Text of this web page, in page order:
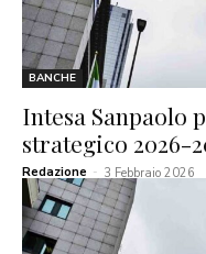
BANCHE
Intesa Sanpaolo
strategico 2026-
Redazione - 3 Febbraio 2026